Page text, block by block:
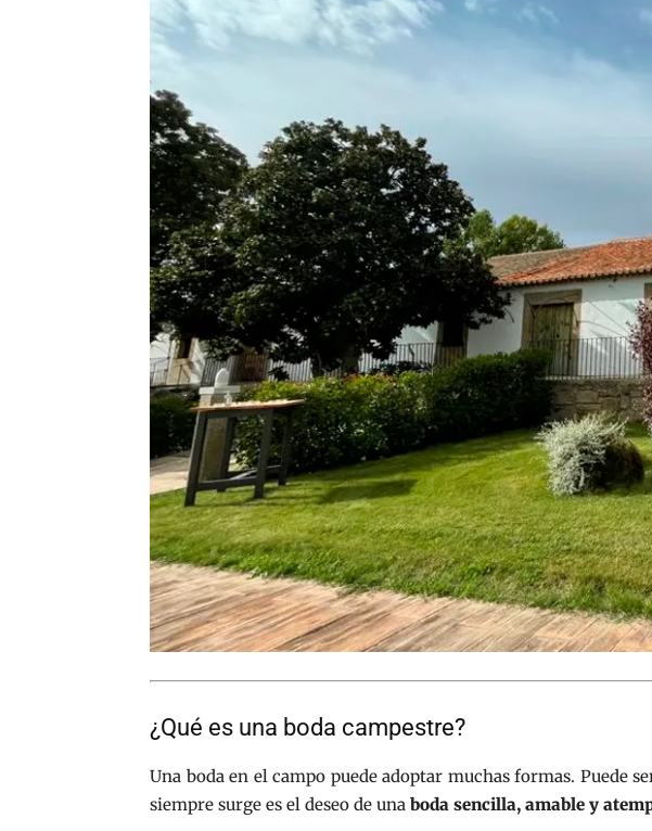
¿Qué es una boda campestre?
Una boda en el campo puede adoptar muchas formas. Puede
siempre surge es el deseo de una boda sencilla, amable y